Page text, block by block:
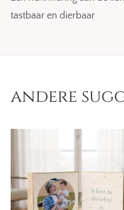
tastbaar en dierbaar
andere